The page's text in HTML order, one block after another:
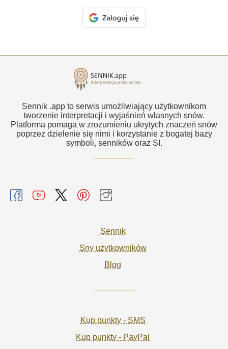
Sennik .app to serwis umożliwiający użytkownikom
tworzenie interpretacji i wyjaśnień własnych snów.
Platforma pomaga w zrozumieniu ukrytych znaczeń snów
poprzez dzielenie się nimi i korzystanie z bogatej bazy
symboli, senników oraz SI.
Sennik
Sny użytkowników
Blog
Kup punkty - SMS
Kup punkty - PayPal